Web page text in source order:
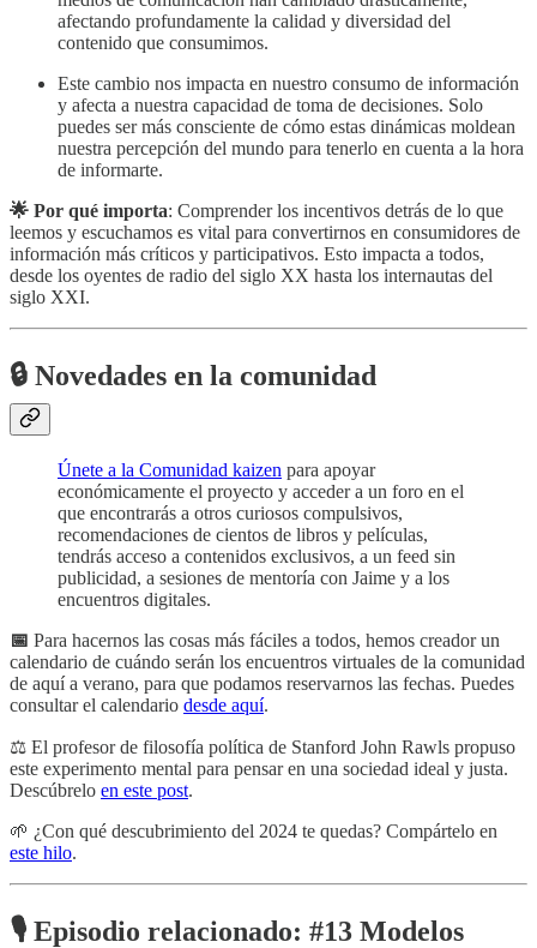
afectando profundamente la calidad y diversidad del
contenido que consumimos.
Este cambio nos impacta en nuestro consumo de información
y afecta a nuestra capacidad de toma de decisiones. Solo
puedes ser más consciente de cómo estas dinámicas moldean
nuestra percepción del mundo para tenerlo en cuenta a la hora
de informarte.
🌟 Por qué importa: Comprender los incentivos detrás de lo que
leemos y escuchamos es vital para convertirnos en consumidores de
información más críticos y participativos. Esto impacta a todos,
desde los oyentes de radio del siglo XX hasta los internautas del
siglo XXI.
🔒 Novedades en la comunidad
Únete a la Comunidad kaizen para apoyar
económicamente el proyecto y acceder a un foro en el
que encontrarás a otros curiosos compulsivos,
recomendaciones de cientos de libros y películas,
tendrás acceso a contenidos exclusivos, a un feed sin
publicidad, a sesiones de mentoría con Jaime y a los
encuentros digitales.
📅 Para hacernos las cosas más fáciles a todos, hemos creador un
calendario de cuándo serán los encuentros virtuales de la comunidad
de aquí a verano, para que podamos reservarnos las fechas. Puedes
consultar el calendario desde aquí.
⚖️ El profesor de filosofía política de Stanford John Rawls propuso
este experimento mental para pensar en una sociedad ideal y justa.
Descúbrelo en este post.
🌱 ¿Con qué descubrimiento del 2024 te quedas? Compártelo en
este hilo.
🎙️ Episodio relacionado: #13 Modelos